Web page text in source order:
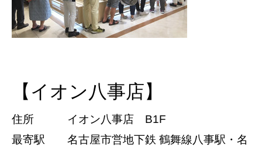
【イオン八事店】
住所 イオン八事店 B1F
最寄駅 名古屋市営地下鉄 鶴舞線八事駅・ 名